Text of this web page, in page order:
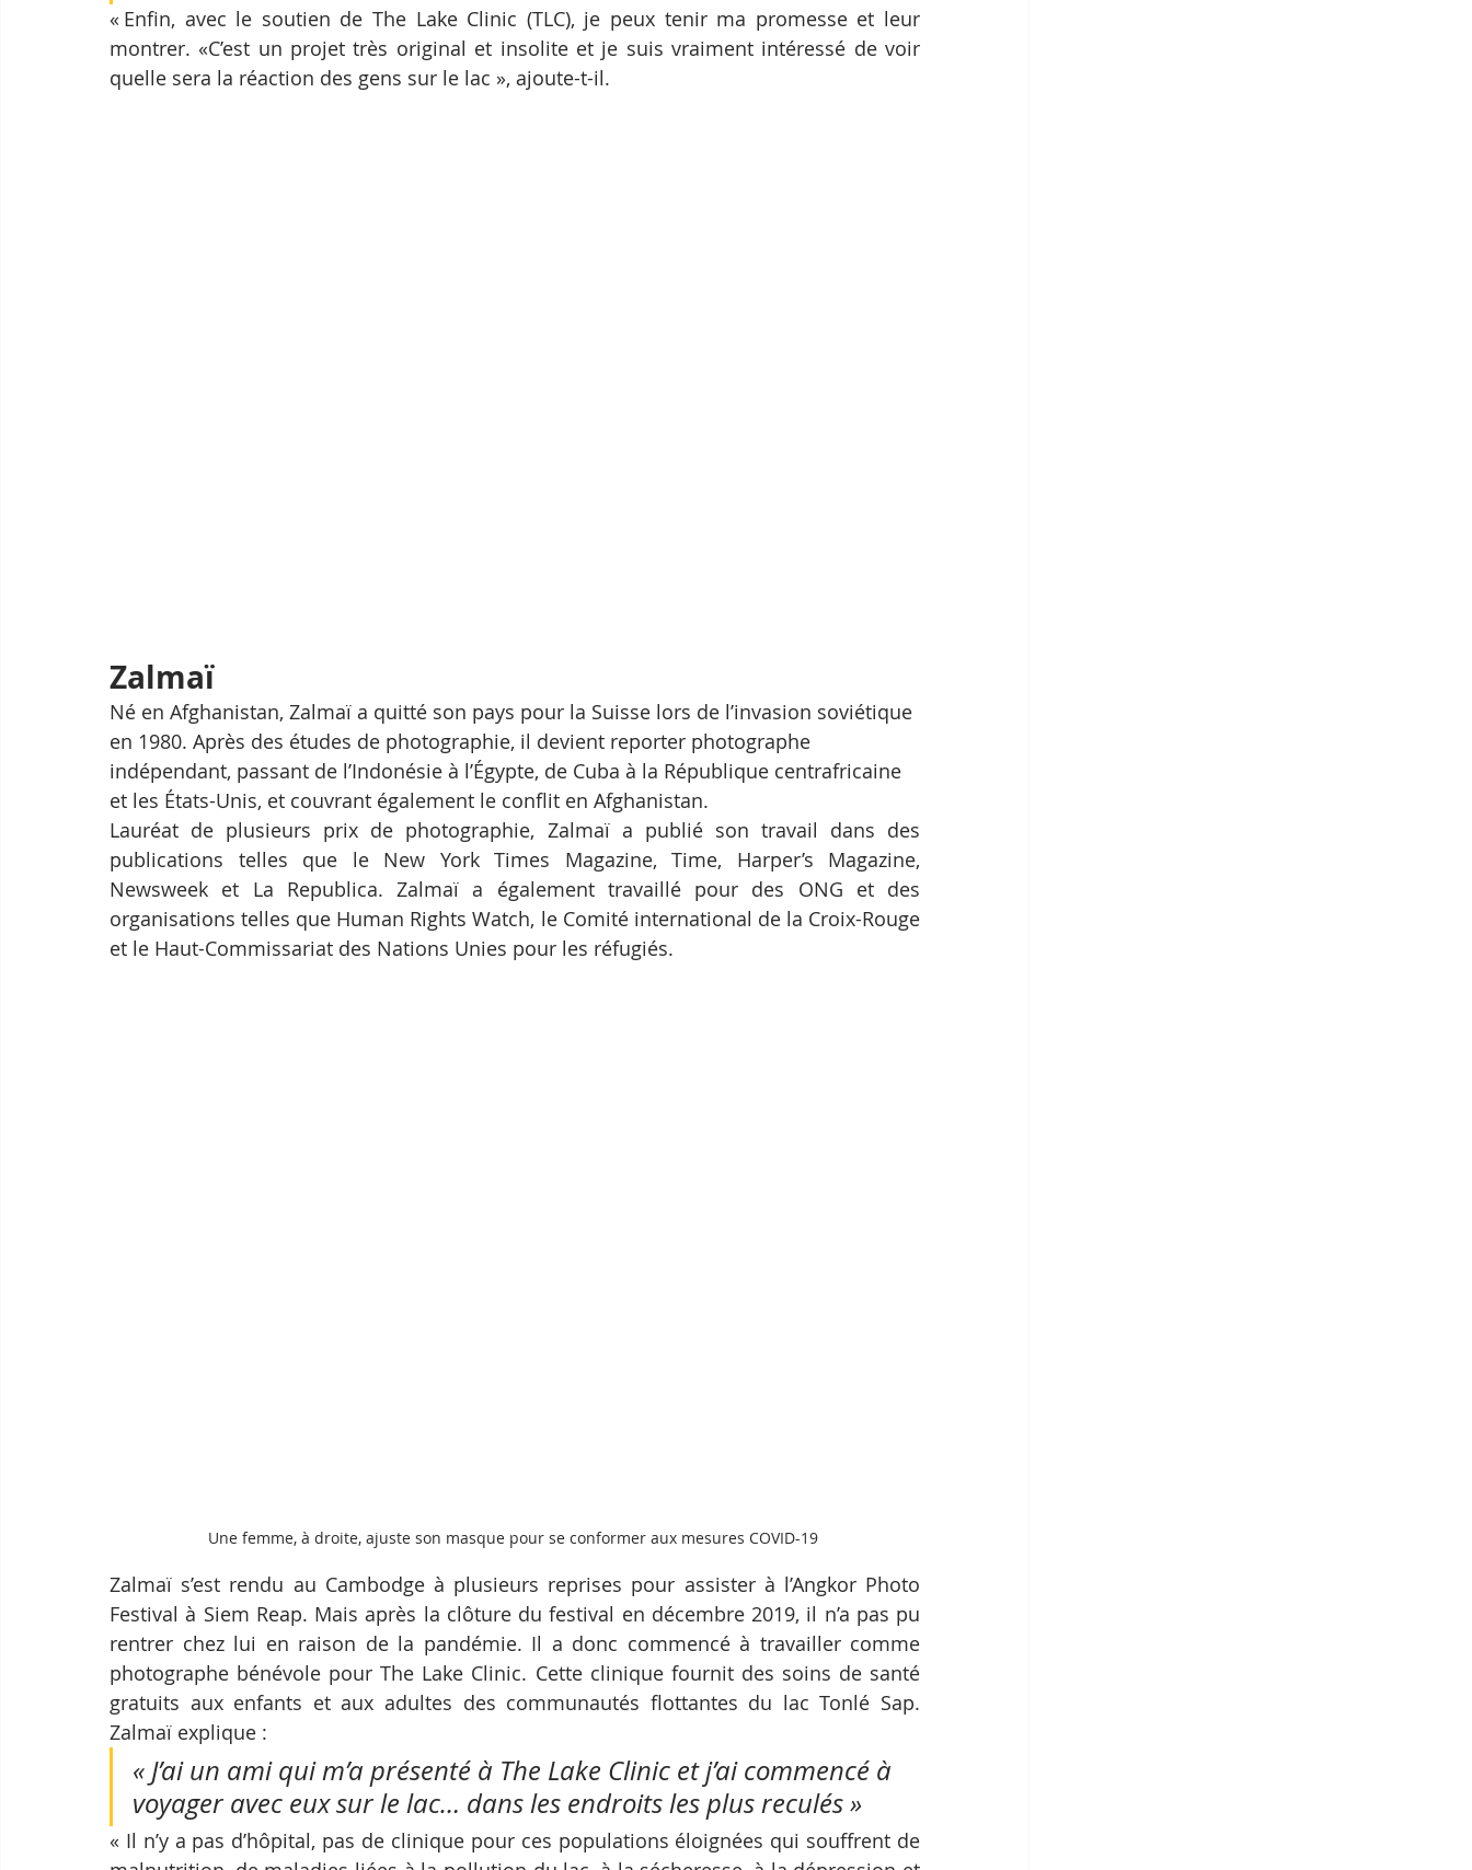
« Enfin, avec le soutien de The Lake Clinic (TLC), je peux tenir ma promesse et leur
montrer. «C’est un projet très original et insolite et je suis vraiment intéressé de voir
quelle sera la réaction des gens sur le lac », ajoute-t-il.
Zalmaï
Né en Afghanistan, Zalmaï a quitté son pays pour la Suisse lors de l’invasion soviétique
en 1980. Après des études de photographie, il devient reporter photographe
indépendant, passant de l’Indonésie à l’Égypte, de Cuba à la République centrafricaine
et les États-Unis, et couvrant également le conflit en Afghanistan.
Lauréat de plusieurs prix de photographie, Zalmaï a publié son travail dans des
publications telles que le New York Times Magazine, Time, Harper’s Magazine,
Newsweek et La Republica. Zalmaï a également travaillé pour des ONG et des
organisations telles que Human Rights Watch, le Comité international de la Croix-Rouge
et le Haut-Commissariat des Nations Unies pour les réfugiés.
Une femme, à droite, ajuste son masque pour se conformer aux mesures COVID-19
Zalmaï s’est rendu au Cambodge à plusieurs reprises pour assister à l’Angkor Photo
Festival à Siem Reap. Mais après la clôture du festival en décembre 2019, il n’a pas pu
rentrer chez lui en raison de la pandémie. Il a donc commencé à travailler comme
photographe bénévole pour The Lake Clinic. Cette clinique fournit des soins de santé
gratuits aux enfants et aux adultes des communautés flottantes du lac Tonlé Sap.
Zalmaï explique :
« J’ai un ami qui m’a présenté à The Lake Clinic et j’ai commencé à
voyager avec eux sur le lac… dans les endroits les plus reculés »
« Il n’y a pas d’hôpital, pas de clinique pour ces populations éloignées qui souffrent de